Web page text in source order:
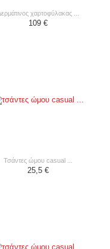
δερμάτινος χαρτοφύλακας ...
109 €
τσάντες ώμου casual ...
25,5 €